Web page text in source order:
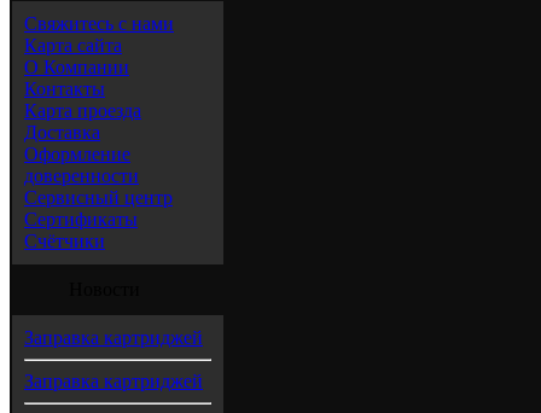
Свяжитесь с нами
Карта сайта
О Компании
Контакты
Карта проезда
Доставка
Оформление
доверенности
Сервисный центр
Сертификаты
Счётчики
Заправка картриджей
Заправка картриджей